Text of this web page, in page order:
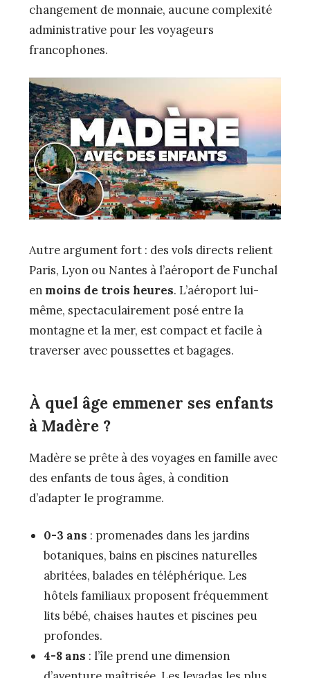
changement de monnaie, aucune complexité
administrative pour les voyageurs
francophones.
Autre argument fort : des vols directs relient
Paris, Lyon ou Nantes à l’aéroport de Funchal
en moins de trois heures. L’aéroport lui-
même, spectaculairement posé entre la
montagne et la mer, est compact et facile à
traverser avec poussettes et bagages.
À quel âge emmener ses enfants
à Madère ?
Madère se prête à des voyages en famille avec
des enfants de tous âges, à condition
d’adapter le programme.
0-3 ans : promenades dans les jardins
botaniques, bains en piscines naturelles
abritées, balades en téléphérique. Les
hôtels familiaux proposent fréquemment
lits bébé, chaises hautes et piscines peu
profondes.
4-8 ans : l’île prend une dimension